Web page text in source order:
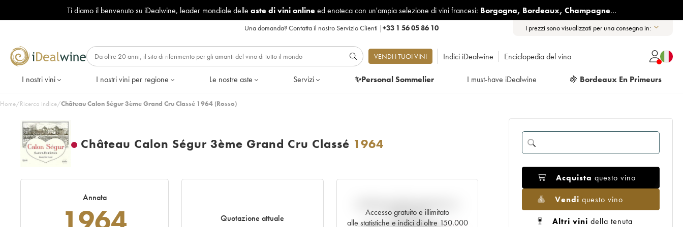
Ti diamo il benvenuto su iDealwine, leader mondiale delle aste di vini onlineed enoteca con un'ampia selezione di vini francesi: Borgogna, Bordeaux, Champagne...
Una domanda?Contatta il nostro Servizio Clienti |+33 1 56 05 86 10 I prezzi sono visualizzati per una consegna in:
VENDI I TUOI VINI Indici iDealwine Enciclopedia del vino
I nostri vini I nostri vini per regione Le nostre aste Servizi ✨Personal Sommelier I must-have iDealwine 🍇 Bordeaux En Primeurs
Home/Ricerca indice/Château Calon Ségur 3ème Grand Cru Classé 1964 (Rosso)
Château Calon Ségur 3ème Grand Cru Classé 1964
Annata
Quotazione attuale
Accesso gratuito e illimitato
alle statistiche e indici di oltre 150.000
tempo reale
Acquista questo vino
Vendi questo vino
Altri vini della tenuta